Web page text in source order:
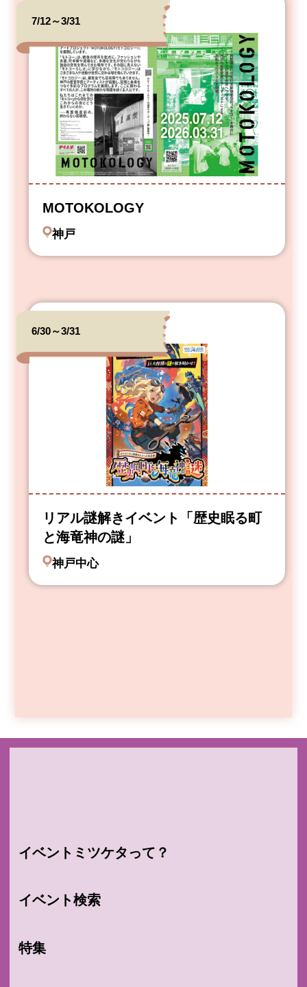
7/12～3/31
MOTOKOLOGY
神戸
6/30～3/31
リアル謎解きイベント「歴史眠る町
と海竜神の謎」
神戸中心
イベントミツケタって？
イベント検索
特集